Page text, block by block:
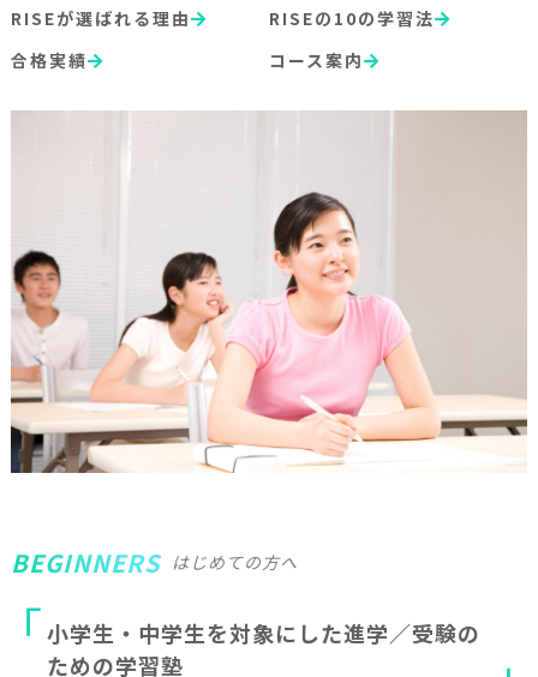
RISEが選ばれる理由
RISEの10の学習法
合格実績
コース案内
BEGINNERS はじめての方へ
小学生 ・ 中学生を対象にした進学／受験の
ための学習塾